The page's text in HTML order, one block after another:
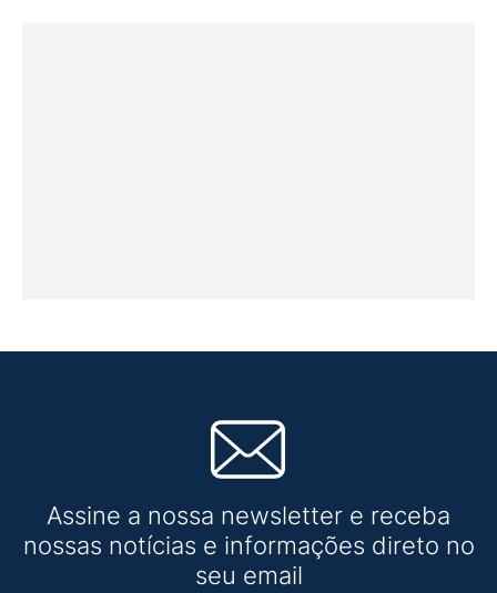
Assine a nossa newsletter e receba
nossas notícias e informações direto no
seu email